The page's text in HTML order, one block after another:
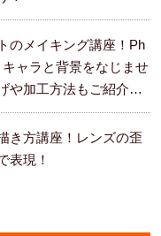
のメイキング講座！Ph
ャラと背景をなじませ
や加工方法もご紹介し
き方講座！レンズの歪
表現！